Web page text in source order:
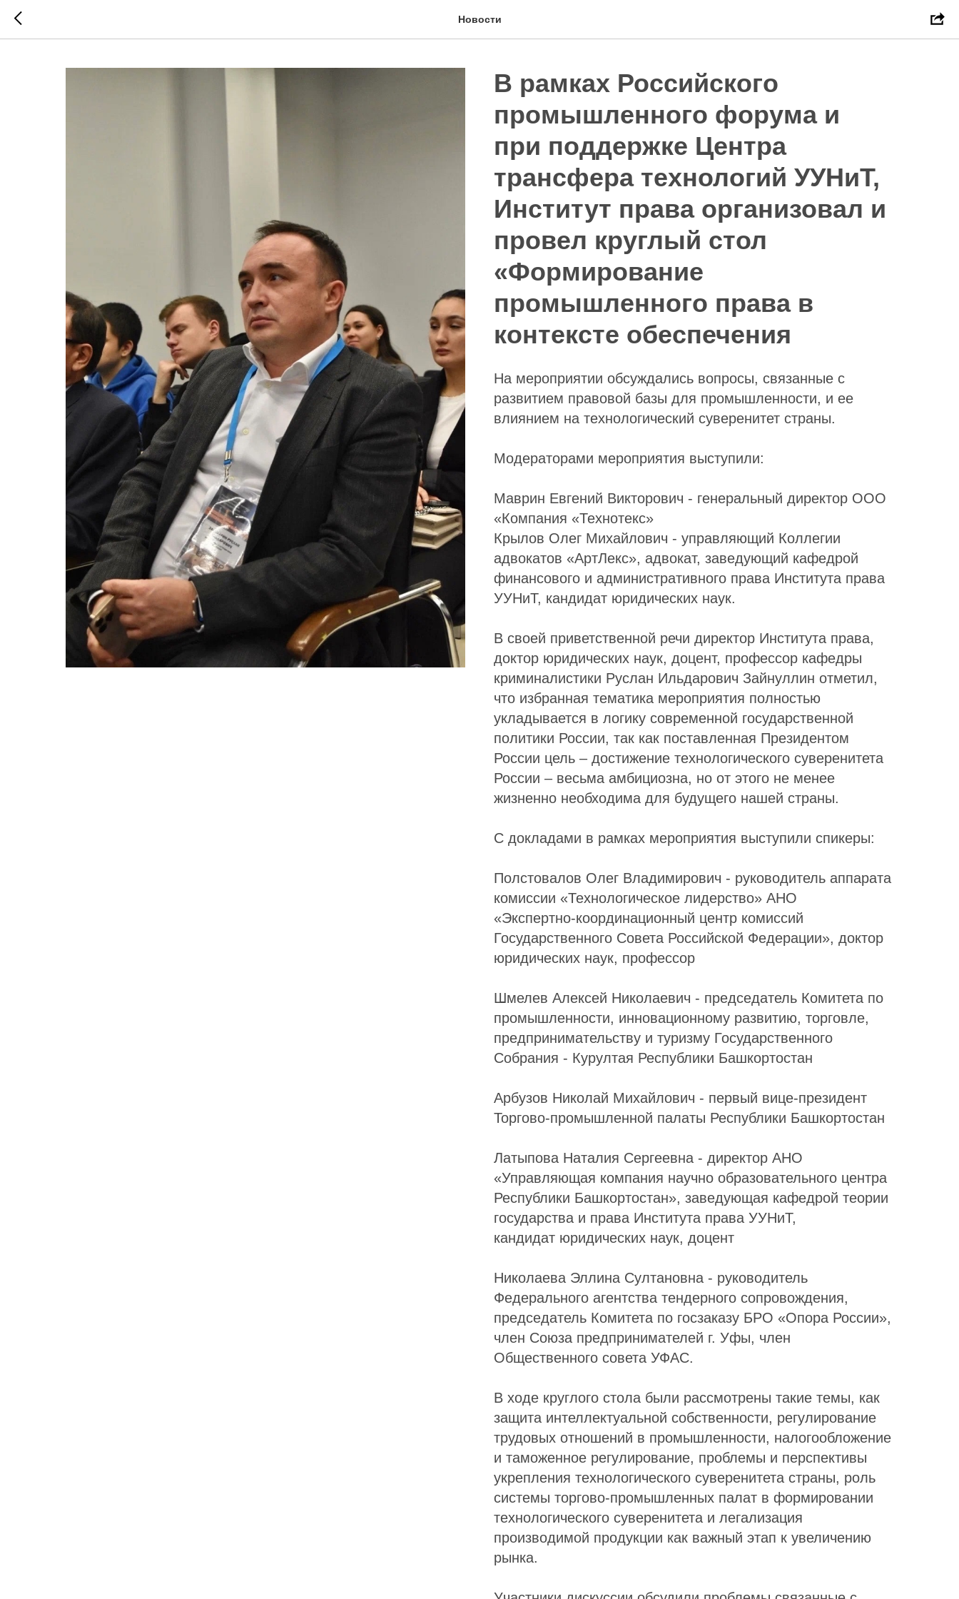
Новости
В рамках Российского
промышленного форума и
при поддержке Центра
трансфера технологий УУНиТ,
Институт права организовал и
провел круглый стол
«Формирование
промышленного права в
контексте обеспечения
На мероприятии обсуждались вопросы, связанные с
развитием правовой базы для промышленности, и ее
влиянием на технологический суверенитет страны.
Модераторами мероприятия выступили:
Маврин Евгений Викторович - генеральный директор ООО
«Компания «Технотекс»
Крылов Олег Михайлович - управляющий Коллегии
адвокатов «АртЛекс», адвокат, заведующий кафедрой
финансового и административного права Института права
УУНиТ, кандидат юридических наук.
В своей приветственной речи директор Института права,
доктор юридических наук, доцент, профессор кафедры
криминалистики Руслан Ильдарович Зайнуллин отметил,
что избранная тематика мероприятия полностью
укладывается в логику современной государственной
политики России, так как поставленная Президентом
России цель – достижение технологического суверенитета
России – весьма амбициозна, но от этого не менее
жизненно необходима для будущего нашей страны.
С докладами в рамках мероприятия выступили спикеры:
Полстовалов Олег Владимирович - руководитель аппарата
комиссии «Технологическое лидерство» АНО
«Экспертно-координационный центр комиссий
Государственного Совета Российской Федерации», доктор
юридических наук, профессор
Шмелев Алексей Николаевич - председатель Комитета по
промышленности, инновационному развитию, торговле,
предпринимательству и туризму Государственного
Собрания - Курултая Республики Башкортостан
Арбузов Николай Михайлович - первый вице-президент
Торгово-промышленной палаты Республики Башкортостан
Латыпова Наталия Сергеевна - директор АНО
«Управляющая компания научно образовательного центра
Республики Башкортостан», заведующая кафедрой теории
государства и права Института права УУНиТ,
кандидат юридических наук, доцент
Николаева Эллина Султановна - руководитель
Федерального агентства тендерного сопровождения,
председатель Комитета по госзаказу БРО «Опора России»,
член Союза предпринимателей г. Уфы, член
Общественного совета УФАС.
В ходе круглого стола были рассмотрены такие темы, как
защита интеллектуальной собственности, регулирование
трудовых отношений в промышленности, налогообложение
и таможенное регулирование, проблемы и перспективы
укрепления технологического суверенитета страны, роль
системы торгово-промышленных палат в формировании
технологического суверенитета и легализация
производимой продукции как важный этап к увеличению
рынка.